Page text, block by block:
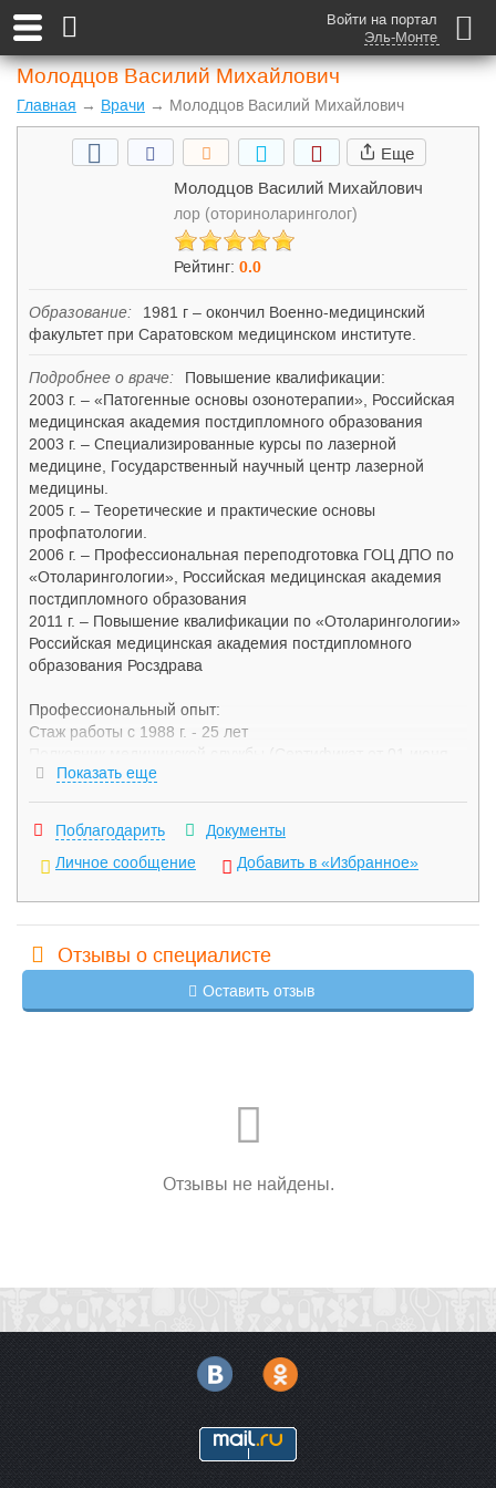
Войти на портал
Эль-Монте
Молодцов Василий Михайлович
Главная → Врачи → Молодцов Василий Михайлович
Еще
Молодцов Василий Михайлович
лор (оториноларинголог)
Рейтинг: 0.0
Образование:
1981 г – окончил Военно-медицинский
факультет при Саратовском медицинском институте.
Подробнее о враче:
Повышение квалификации:
2003 г. – «Патогенные основы озонотерапии», Российская
медицинская академия постдипломного образования
2003 г. – Специализированные курсы по лазерной
медицине, Государственный научный центр лазерной
медицины.
2005 г. – Теоретические и практические основы
профпатологии.
2006 г. – Профессиональная переподготовка ГОЦ ДПО по
«Отоларингологии», Российская медицинская академия
постдипломного образования
2011 г. – Повышение квалификации по «Отоларингологии»
Российская медицинская академия постдипломного
образования Росздрава
Профессиональный опыт:
Стаж работы с 1988 г. - 25 лет
Полковник медицинской службы (Сертификат от 01 июня
2011 г.)
1981 – 1987 гг. – Внештатный хирург Ржевского гарнизона,
Тверская обл. в/ч 51592
1988 – 1992 гг. – Ординатор отоларингологического
отделения 5 ЦВКГ МО
2002 – 2006 гг. – Заведующий отоларингологическим
отделением ЦП ФТС России
2007 – 2012 гг. – Врач-отоларинголог клиники «Чудо
Врач отоларинголог высшей квалификационной категории.
манипуляций:
носа;
• Полипотомия носа
• Вскрытие паратонзиллярного абсцесса, перегородки
носа, абсцедирующих абсцессов наружного слухового
прохода, носа
• Вскрытие нагноившихся кист небных миндалин
• Репозиция костей носа
Показать еще
Поблагодарить
Документы
Личное сообщение
Добавить в «Избранное»
Отзывы о специалисте
Оставить отзыв
Отзывы не найдены.